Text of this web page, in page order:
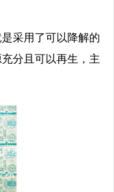
采用了可以降解的
分且可以再生，主